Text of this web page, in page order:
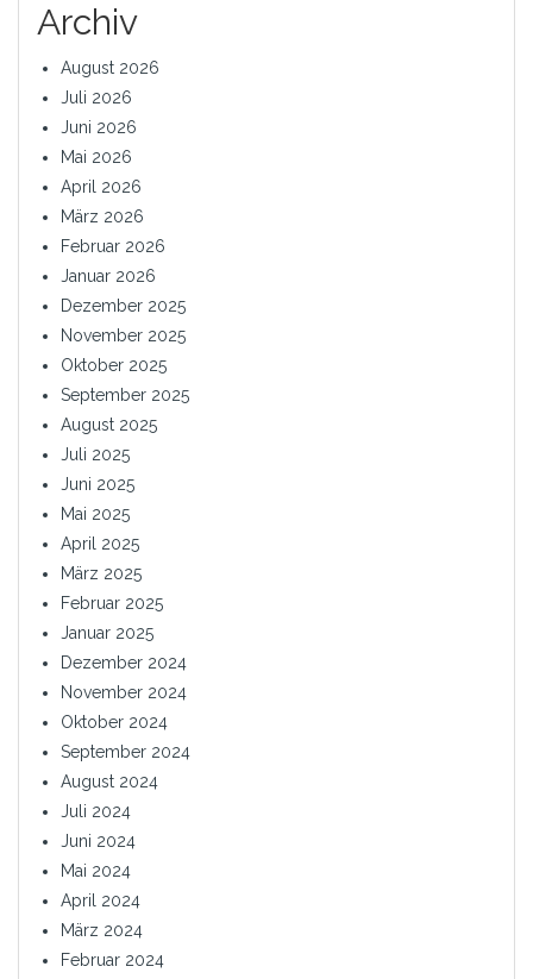
Archiv
August 2026
Juli 2026
Juni 2026
Mai 2026
April 2026
März 2026
Februar 2026
Januar 2026
Dezember 2025
November 2025
Oktober 2025
September 2025
August 2025
Juli 2025
Juni 2025
Mai 2025
April 2025
März 2025
Februar 2025
Januar 2025
Dezember 2024
November 2024
Oktober 2024
September 2024
August 2024
Juli 2024
Juni 2024
Mai 2024
April 2024
März 2024
Februar 2024